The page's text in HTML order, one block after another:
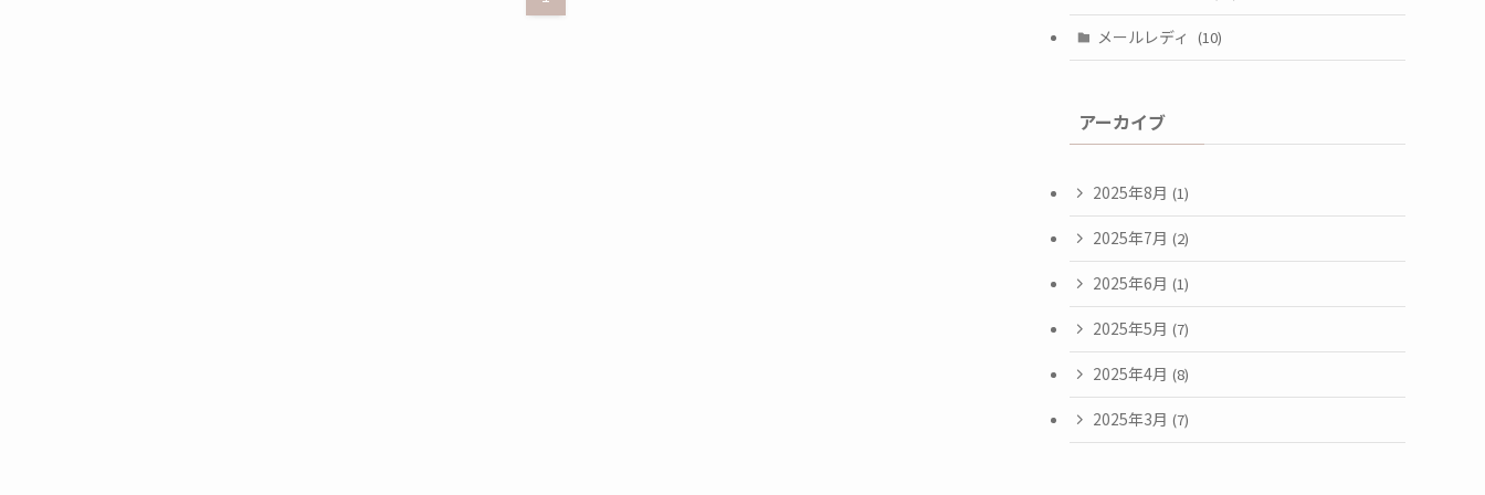
メールレディ (10)
アーカイブ
2025年8月 (1)
2025年7月 (2)
2025年6月 (1)
2025年5月 (7)
2025年4月 (8)
2025年3月 (7)